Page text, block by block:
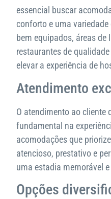
essencial buscar
conforto e uma
bem equipados, áreas de
restaurantes de
elevar a experiência de
Atendimento
O atendimento ao cliente
fundamental na
acomodações que
atencioso, prestativo e
uma estadia memorável
Opções